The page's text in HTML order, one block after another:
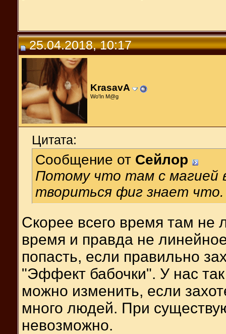
25.04.2018, 10:17
KrasavA
Wо'In M@g
Цитата:
Сообщение от Сейлор
Потому что там с магией
твориться фиг знает что.
Скорее всего время там не
время и правда не
попасть, если правильно
"Эффект бабочки". У нас
можно изменить, если
много людей. При
невозможно.